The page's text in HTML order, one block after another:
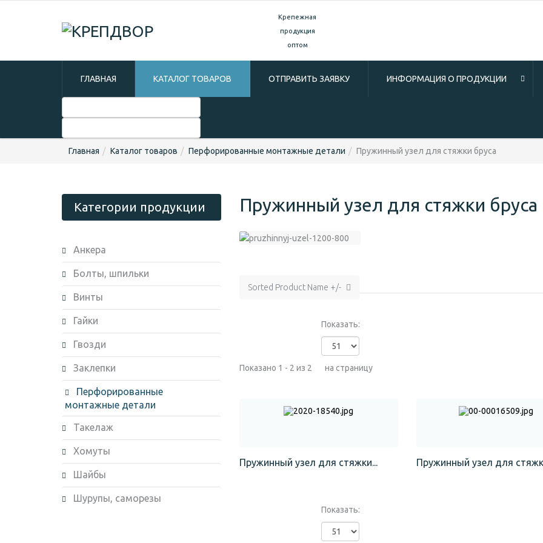
Крепежная
продукция
оптом
ГЛАВНАЯ КАТАЛОГ ТОВАРОВ ОТПРАВИТЬ ЗАЯВКУ ИНФОРМАЦИЯ О ПРОДУКЦИИ
Главная Каталог товаров Перфорированные монтажные детали Пружинный узел для стяжки бруса
Пружинный узел для стяжки бруса
Sorted Product Name +/-
Показано 1 - 2 из 2
Показать:
на страницу
Пружинный узел для стяжки... Пружинный узел для
Показать:
Категории продукции
Анкера
Болты, шпильки
Винты
Гайки
Гвозди
Заклепки
Перфорированные
монтажные детали
Такелаж
Хомуты
Шайбы
Шурупы, саморезы